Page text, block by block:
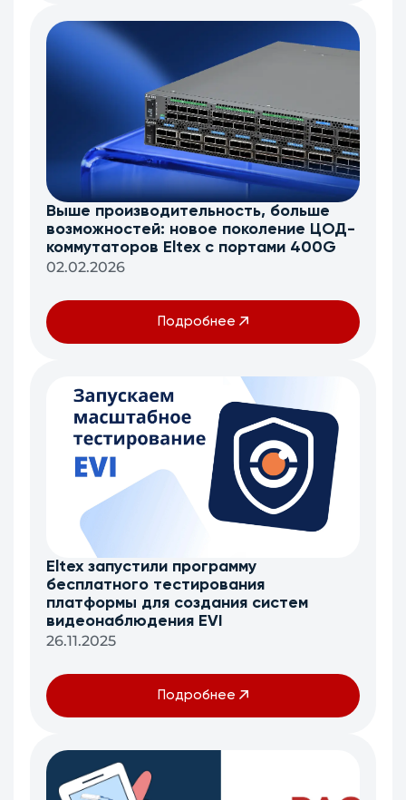
Выше производительность, больше
возможностей: новое поколение ЦОД-
коммутаторов Eltex c портами 400G
02.02.2026
Подробнее
Eltex запустили программу
бесплатного тестирования
платформы для создания систем
видеонаблюдения EVI
26.11.2025
Подробнее